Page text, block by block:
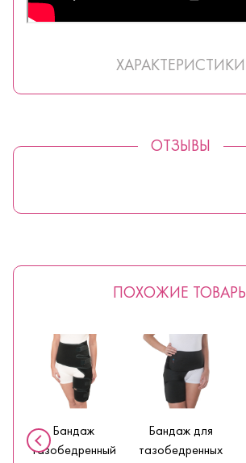
ХАРАКТЕРИСТИКИ
ОТЗЫВЫ
ПОХОЖИЕ ТОВАРЫ
Бандаж
тазобедренный
Бандаж для
тазобедренных